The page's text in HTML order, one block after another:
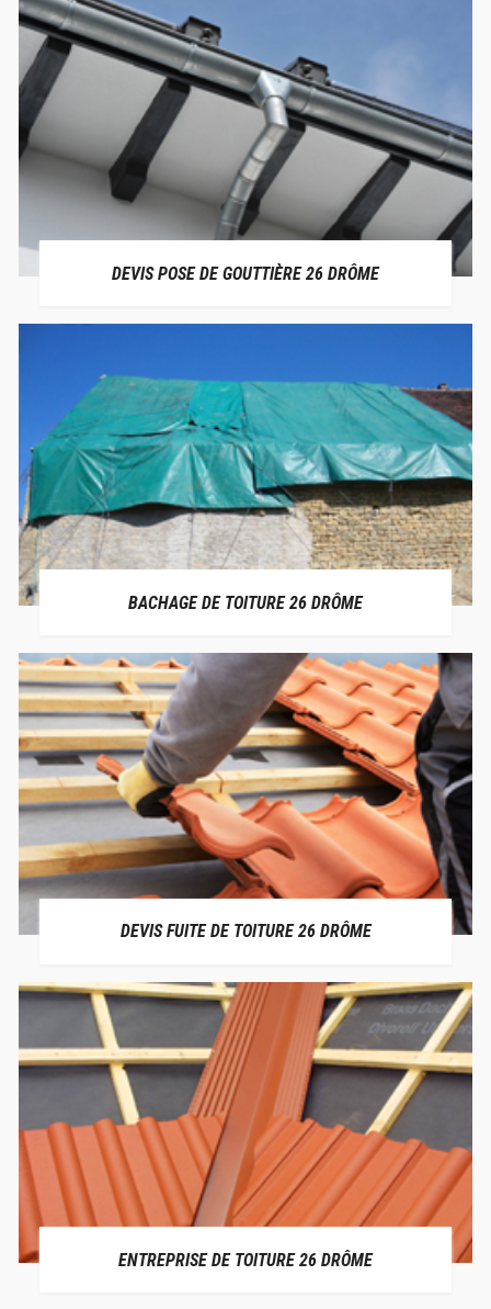
DEVIS POSE DE GOUTTIÈRE 26 DRÔME
BACHAGE DE TOITURE 26 DRÔME
DEVIS FUITE DE TOITURE 26 DRÔME
ENTREPRISE DE TOITURE 26 DRÔME